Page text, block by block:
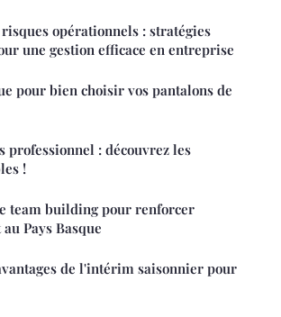
opérationnels : stratégies
une gestion efficace en entreprise
pour bien choisir vos pantalons de
professionnel : découvrez les
!
team building pour renforcer
Pays Basque
de l'intérim saisonnier pour